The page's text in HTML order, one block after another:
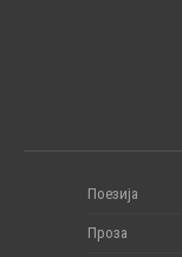
Поезија
Проза